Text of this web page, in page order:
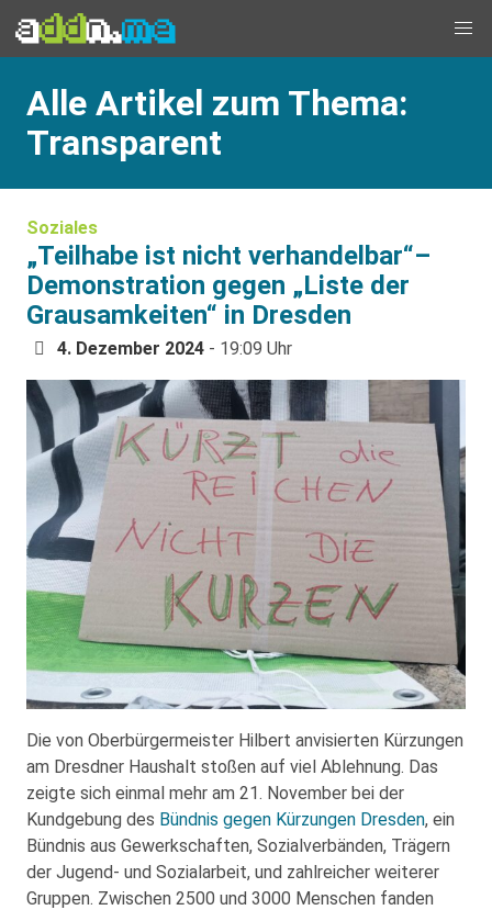
Alle Artikel zum Thema:
Transparent
Soziales
„Teilhabe ist nicht verhandelbar“–
Demonstration gegen „Liste der
Grausamkeiten“ in Dresden
4. Dezember 2024 - 19:09 Uhr
Die von Oberbürgermeister Hilbert anvisierten Kürzungen
am Dresdner Haushalt stoßen auf viel Ablehnung. Das
zeigte sich einmal mehr am 21. November bei der
Kundgebung des Bündnis gegen Kürzungen Dresden, ein
Bündnis aus Gewerkschaften, Sozialverbänden, Trägern
der Jugend- und Sozialarbeit, und zahlreicher weiterer
Gruppen. Zwischen 2500 und 3000 Menschen fanden